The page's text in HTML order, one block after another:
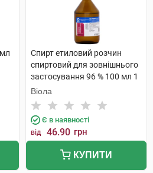
Спирт етиловий розчин
спиртовий для зовнішнього
застосування 96 % 100 мл 1
флакон скляний
Віола
Є в наявності
від 46.90 грн
КУПИТИ